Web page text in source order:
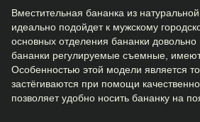
Вместительная бананка из
идеально подойдет к мужскому
основных отделения бананки
бананки регулируемые съемные,
Особенностью этой модели является
застёгиваются при помощи
позволяет удобно носить бананку на